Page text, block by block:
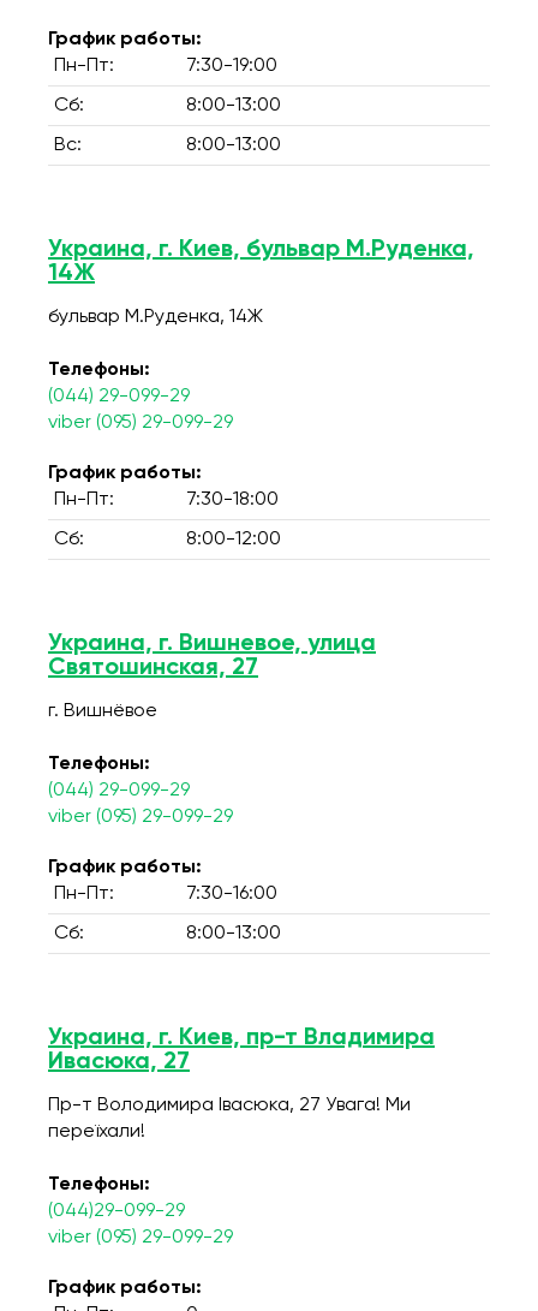
График работы:
Пн-Пт:
7:30-19:00
Сб: 8:00-13:00
Вс: 8:00-13:00
Украина, г. Киев, бульвар М.Руденка,
14Ж
бульвар М.Руденка, 14Ж
Телефоны:
(044) 29-099-29
viber (095) 29-099-29
График работы:
Пн-Пт:
7:30-18:00
Сб: 8:00-12:00
Украина, г. Вишневое, улица
Святошинская, 27
г. Вишнёвое
Телефоны:
(044) 29-099-29
viber (095) 29-099-29
График работы:
Пн-Пт:
7:30-16:00
Сб: 8:00-13:00
Украина, г. Киев, пр-т Владимира
Ивасюка, 27
Пр-т Володимира Івасюка, 27 Увага! Ми
переїхали!
Телефоны:
(044)29-099-29
viber (095) 29-099-29
График работы: